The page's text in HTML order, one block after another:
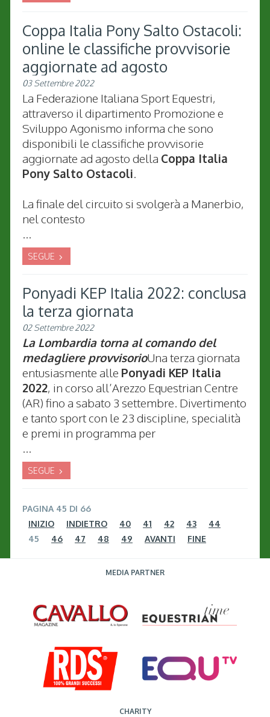
Coppa Italia Pony Salto Ostacoli:
online le classifiche provvisorie
aggiornate ad agosto
03 Settembre 2022
La Federazione Italiana Sport Equestri,
attraverso il dipartimento Promozione e
Sviluppo Agonismo informa che sono
disponibili le classifiche provvisorie
aggiornate ad agosto della Coppa Italia
Pony Salto Ostacoli.
La finale del circuito si svolgerà a Manerbio,
nel contesto
...
SEGUE
Ponyadi KEP Italia 2022: conclusa
la terza giornata
02 Settembre 2022
La Lombardia torna al comando del
medagliere provvisorioUna terza giornata
entusiasmente alle Ponyadi KEP Italia
2022, in corso all’Arezzo Equestrian Centre
(AR) fino a sabato 3 settembre. Divertimento
e tanto sport con le 23 discipline, specialità
e premi in programma per
...
SEGUE
PAGINA 45 DI 66
INIZIO
INDIETRO 40 41 42 43
44
45
46 47 48 49 AVANTI FINE
MEDIA PARTNER
CHARITY